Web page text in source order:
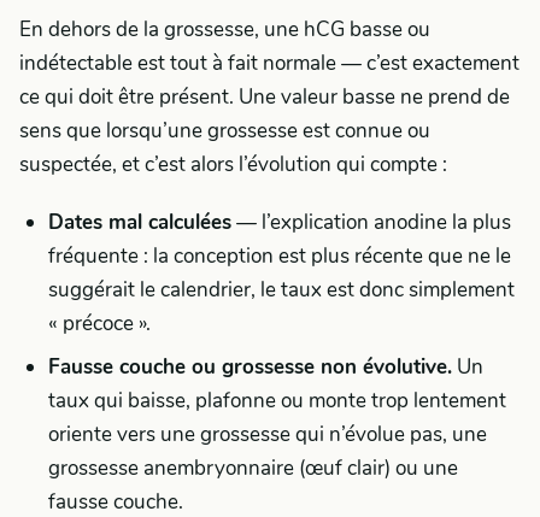
En dehors de la grossesse, une hCG basse ou
indétectable est tout à fait normale — c’est exactement
ce qui doit être présent. Une valeur basse ne prend de
sens que lorsqu’une grossesse est connue ou
suspectée, et c’est alors l’évolution qui compte :
Dates mal calculées— l’explication anodine la plus
fréquente : la conception est plus récente que ne le
suggérait le calendrier, le taux est donc simplement
« précoce ».
Fausse couche ou grossesse non évolutive. Un
taux qui baisse, plafonne ou monte trop lentement
oriente vers une grossesse qui n’évolue pas, une
grossesse anembryonnaire (œuf clair) ou une
fausse couche.